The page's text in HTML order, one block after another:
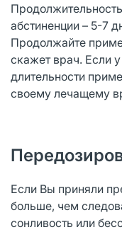
абстиненции – 5-7
Продолжайте
скажет врач. Если
длительности
своему лечащему
Если Вы приняли
больше, чем
сонливость или